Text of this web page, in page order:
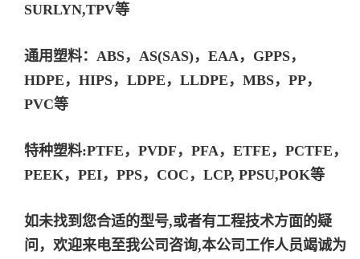
SURLYN,TPV等
通用塑料：ABS，AS(SAS)，EAA，GPPS，
HDPE，HIPS，LDPE，LLDPE，MBS，PP，
PVC等
特种塑料:PTFE，PVDF，PFA，ETFE，PCTFE，
PEEK，PEI，PPS，COC，LCP, PPSU,POK等
如未找到您合适的型号,或者有工程技术方面的疑
问，欢迎来电至我公司咨询,本公司工作人员竭诚为